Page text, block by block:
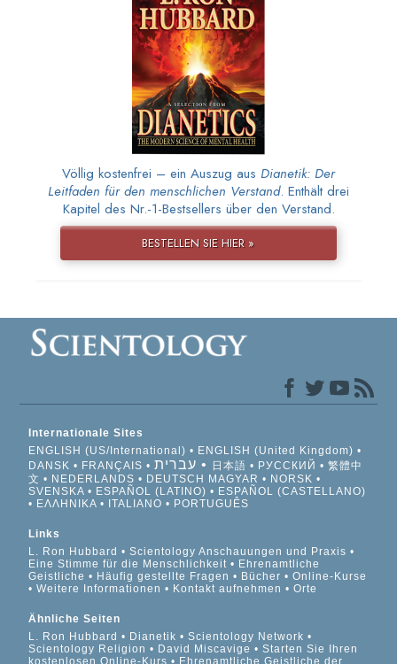
Völlig kostenfrei – ein Auszug aus Dianetik: Der
Leitfaden für den menschlichen Verstand. Enthält drei
Kapitel des Nr.-1-Bestsellers über den Verstand.
BESTELLEN SIE HIER »
Internationale Sites
ENGLISH (US/International)
ENGLISH (United Kingdom)
DANSK
FRANÇAIS עברית 日本語 РУССКИЙ
繁體中
文
NEDERLANDS DEUTSCH MAGYAR
NORSK
SVENSKA
ESPAÑOL (LATINO)
ESPAÑOL (CASTELLANO)
ΕΛΛΗΝΙΚA
ITALIANO PORTUGUÊS
Links
L. Ron Hubbard
Scientology Anschauungen und Praxis
Eine Stimme für die Menschlichkeit
Ehrenamtliche
Geistliche
Häufig gestellte Fragen Bücher
Online-Kurse
Weitere Informationen
Kontakt aufnehmen Orte
Ähnliche Seiten
L. Ron Hubbard
Dianetik
Scientology Network
Scientology Religion
David Miscavige
Starten Sie Ihren
kostenlosen Online-Kurs
Ehrenamtliche Geistliche der